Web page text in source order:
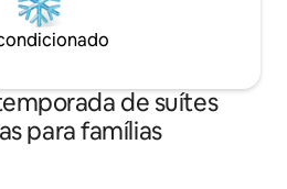
de suítes
para famílias